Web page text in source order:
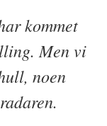
kommet
Men vi
noen